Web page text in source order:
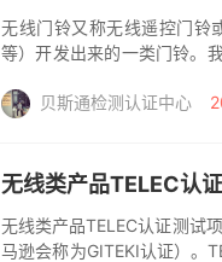
无线门铃又称无线遥控门铃
等）开发出来的一类门铃。
什... 贝斯通检测认证中心
无线类产品TELEC认
无线类产品TELEC认证测试
马逊会称为GITEKI认证）。